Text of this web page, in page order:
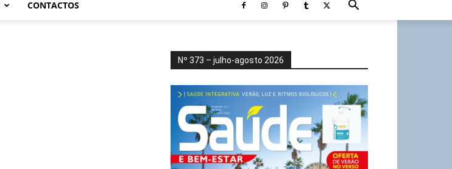
CONTACTOS
Nº 373 – julho-agosto 2026